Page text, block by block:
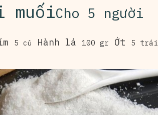
muốiCho 5 người
5 củ Hành lá 100 gr Ớt 5 trái